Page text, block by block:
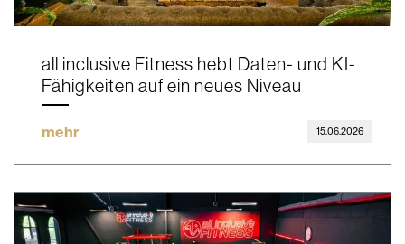
all inclusive Fitness hebt Daten- und KI-
Fähigkeiten auf ein neues Niveau
mehr 15.06.2026